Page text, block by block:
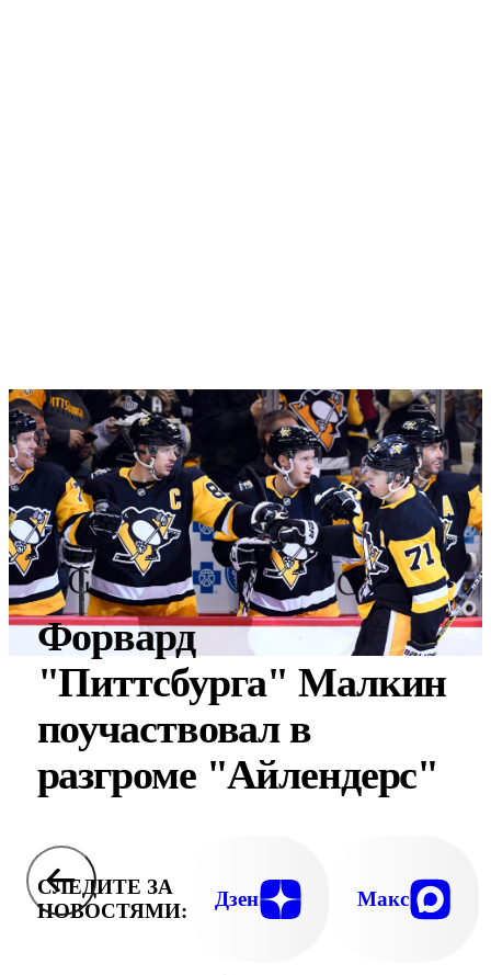
Форвард
"Питтсбурга" Малкин
поучаствовал в
разгроме "Айлендерс"
СЛЕДИТЕ ЗА
НОВОСТЯМИ:
Дзен Макс